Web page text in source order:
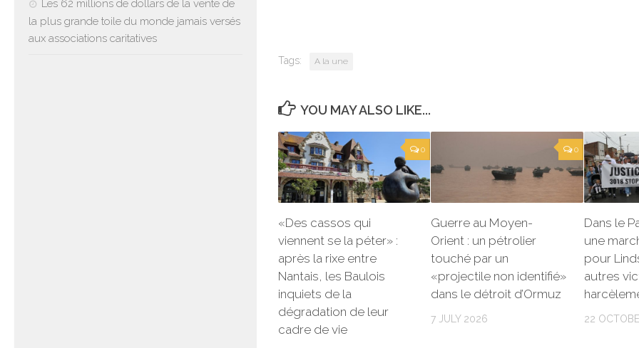
Tags: A la une
YOU MAY ALSO LIKE...
0
«Des cassos qui
viennent se la péter» :
après la rixe entre
Nantais, les Baulois
inquiets de la
dégradation de leur
cadre de vie
0
Guerre au Moyen-
Orient : un pétrolier
touché par un
«projectile non identifié»
dans le détroit d’Ormuz
7 JULY 2026
Dans le
une
pour
autres
22
Les 62 millions de dollars de la vente de
la plus grande toile du monde jamais versés
aux associations caritatives